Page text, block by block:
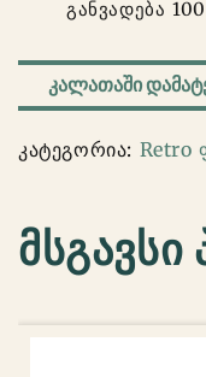
განვადება
რაოდენობა:
ფირსაკრავი
rm06
ᲙᲐᲚᲐᲗᲐᲨᲘ
კატეგორია: Retro